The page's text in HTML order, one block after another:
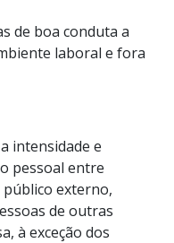
de boa conduta a
laboral e fora
intensidade e
pessoal entre
externo,
de outras
à exceção dos